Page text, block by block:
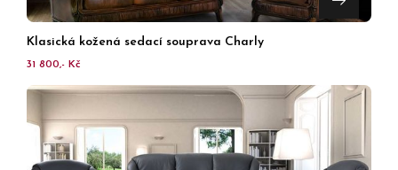
Klasická kožená sedací souprava Charly
31 800,- Kč